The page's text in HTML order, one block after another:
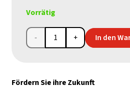
Vorrätig
Tragetasche
In den
Fördern Sie ihre Zukunft